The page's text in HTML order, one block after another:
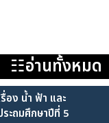
☷อ่านทั้งหมด
อง น้ำ ฟ้า และ
ะถมศึกษาปีที่ 5